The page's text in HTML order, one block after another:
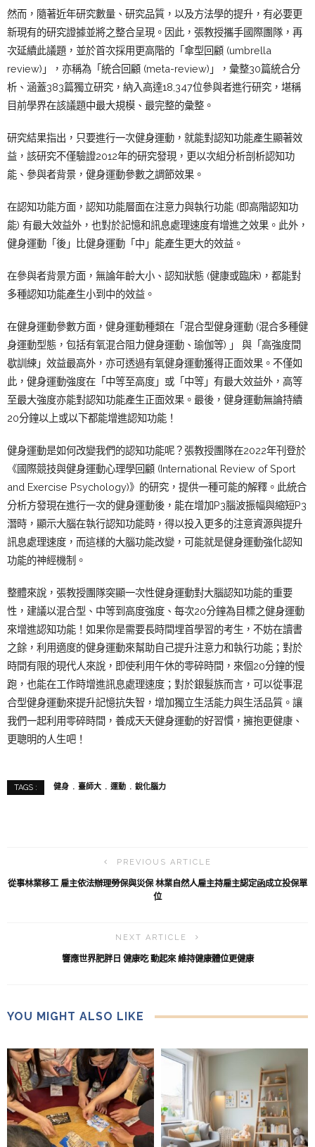
然而，隨著近年研究數量、研究品質，以及方法學的提升，有必要更
新現有的研究證據並將之整合呈現。因此，張教授攜手國際團隊，再
次延續此議題，並於首次採用更高階的「傘型回顧 (umbrella
review)」，亦稱為「統合回顧 (meta-review)」，彙整30篇統合分
析、涵蓋383篇獨立研究，納入高達18,347位參與者進行研究，堪稱
目前學界在該議題中最大規模、最完整的彙整。
研究結果指出，只要進行一次健身運動，就能對認知功能產生顯著效
益，該研究不僅驗證2012年的研究發現，更以次組分析剖析認知功
能、參與者背景，健身運動參數之調節效果。
在認知功能方面，認知功能層面在注意力與執行功能 (即高階認知功
能) 有最大效益外，也對於記憶和訊息處理速度有增進之效果。此外，
健身運動「後」比健身運動「中」能產生更大的效益。
在參與者背景方面，無論年齡大小、認知狀態 (健康或臨床)，都能對
多種認知功能產生小到中的效益。
在健身運動參數方面，健身運動種類在「混合型健身運動 (混合多種健
身運動型態，包括有氧混合阻力健身運動、瑜伽等) 」 與「高強度間
歇訓練」效益最高外，亦可透過有氧健身運動獲得正面效果。不僅如
此，健身運動強度在「中等至高度」或「中等」有最大效益外，高等
至最大強度亦能對認知功能產生正面效果。最後，健身運動無論持續
20分鐘以上或以下都能增進認知功能！
健身運動是如何改變我們的認知功能呢？張教授團隊在2022年刊登於
《國際競技與健身運動心理學回顧 (International Review of Sport
and Exercise Psychology)》的研究，提供一種可能的解釋。此統合
分析方發現在進行一次的健身運動後，能在增加P3腦波振幅與縮短P3
潛時，顯示大腦在執行認知功能時，得以投入更多的注意資源與提升
訊息處理速度，而這樣的大腦功能改變，可能就是健身運動強化認知
功能的神經機制。
整體來說，張教授團隊突顯一次性健身運動對大腦認知功能的重要
性，建議以混合型、中等到高度強度、每次20分鐘為目標之健身運動
來增進認知功能！如果你是需要長時間埋首學習的考生，不妨在讀書
之餘，利用適度的健身運動來幫助自己提升注意力和執行功能；對於
時間有限的現代人來說，即使利用午休的零碎時間，來個20分鐘的慢
跑，也能在工作時增進訊息處理速度；對於銀髮族而言，可以從事混
合型健身運動來提升記憶抗失智，增加獨立生活能力與生活品質。讓
我們一起利用零碎時間，養成天天健身運動的好習慣，擁抱更健康、
更聰明的人生吧！
TAGS : 健身 臺師大 運動 銳化腦力
PREVIOUS ARTICLE
從事林業移工 雇主依法辦理勞保與災保 林業自然人雇主持雇主認定函成立投保單
位
NEXT ARTICLE
響應世界肥胖日 健康吃 動起來 維持健康體位更健康
YOU MIGHT ALSO LIKE